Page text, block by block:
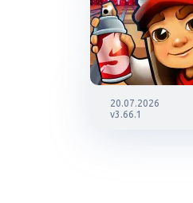
20.07.2026
v3.66.1